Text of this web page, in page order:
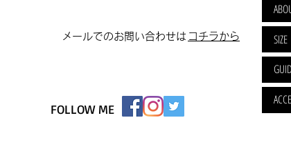
​メールでのお問い合わせは ​コチラから
SIZE
FOLLOW ME